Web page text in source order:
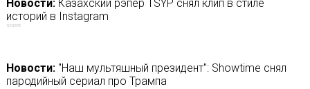
Новости:Казахский рэпер TSYP снял клип в стиле
историй в Instagram
13/09/2018
Новости:"Наш мультяшный президент": Showtime снял
пародийный сериал про Трампа